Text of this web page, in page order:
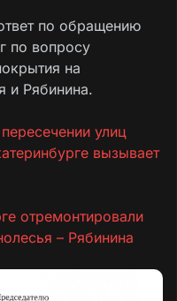
по обращению
по вопросу
на
и Рябинина.
улиц
вызывает
отремонтировали
– Рябинина